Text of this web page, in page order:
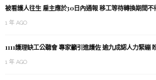
被看護人往生 雇主應於30日內通報 移工等待轉換期間不
1 年 AGO
1111護理缺工公聽會 專家籲引進護佐 逾九成認人力緊繃
1 年 AGO